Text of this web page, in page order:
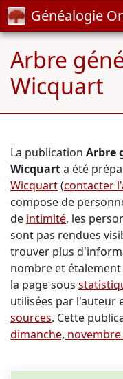
Généalogie
Arbre
Wicquart
La publication Arbre
Wicquarta été
Wicquart(contacter
compose de
de intimité, les
sont pas rendues
trouver plus
nombre et
la page sous
utilisées par l'auteur
sources. Cette
dimanche, novembre